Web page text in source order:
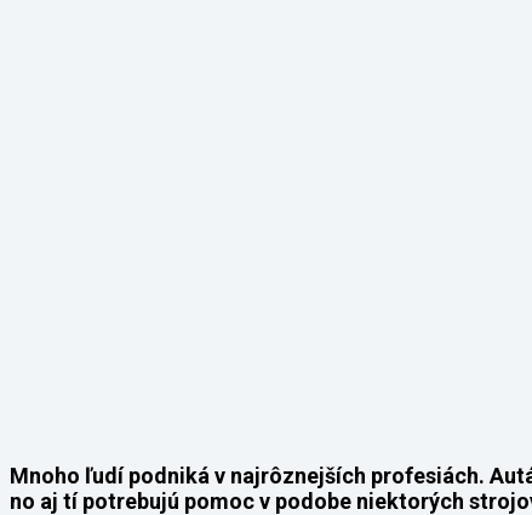
Mnoho ľudí podniká v najrôznejších profesiách.
no aj tí potrebujú pomoc v podobe niektorých